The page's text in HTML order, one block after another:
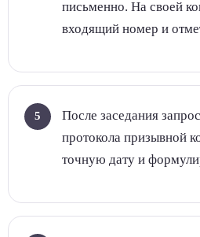
письменно. На своей
входящий номер и
После заседания
протокола призывной
точную дату и